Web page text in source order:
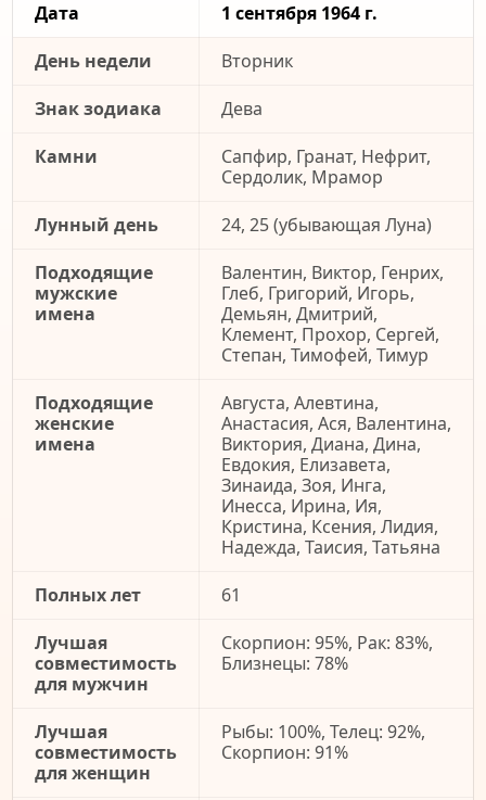
Дата
1 сентября 1964 г.
День недели
Вторник
Знак зодиака
Дева
Камни
Сапфир, Гранат, Нефрит,
Сердолик, Мрамор
Лунный день
24, 25 (убывающая Луна)
Подходящие
мужские
имена
Валентин, Виктор, Генрих,
Глеб, Григорий, Игорь,
Демьян, Дмитрий,
Клемент, Прохор, Сергей,
Степан, Тимофей, Тимур
Подходящие
женские
имена
Августа, Алевтина,
Анастасия, Ася, Валентина,
Виктория, Диана, Дина,
Евдокия, Елизавета,
Зинаида, Зоя, Инга,
Инесса, Ирина, Ия,
Кристина, Ксения, Лидия,
Надежда, Таисия, Татьяна
Полных лет
61
Лучшая
совместимость
для мужчин
Скорпион: 95%, Рак: 83%,
Близнецы: 78%
Лучшая
совместимость
для женщин
Рыбы: 100%, Телец: 92%,
Скорпион: 91%